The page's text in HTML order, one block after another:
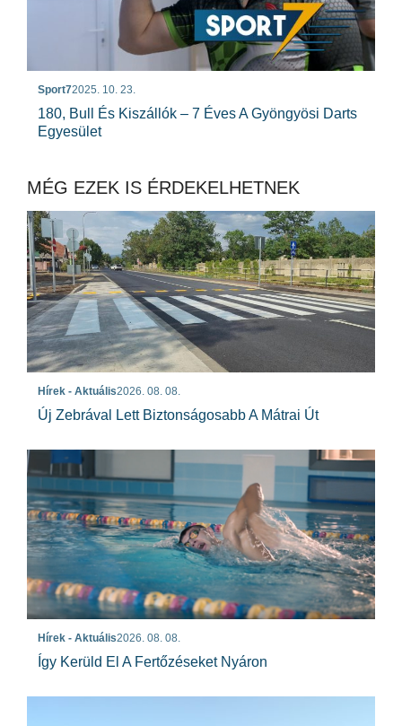
Sport72025. 10. 23.
180, Bull És Kiszállók – 7 Éves A Gyöngyösi Darts
Egyesület
MÉG EZEK IS ÉRDEKELHETNEK
Hírek - Aktuális2026. 08. 08.
Új Zebrával Lett Biztonságosabb A Mátrai Út
Hírek - Aktuális2026. 08. 08.
Így Kerüld El A Fertőzéseket Nyáron